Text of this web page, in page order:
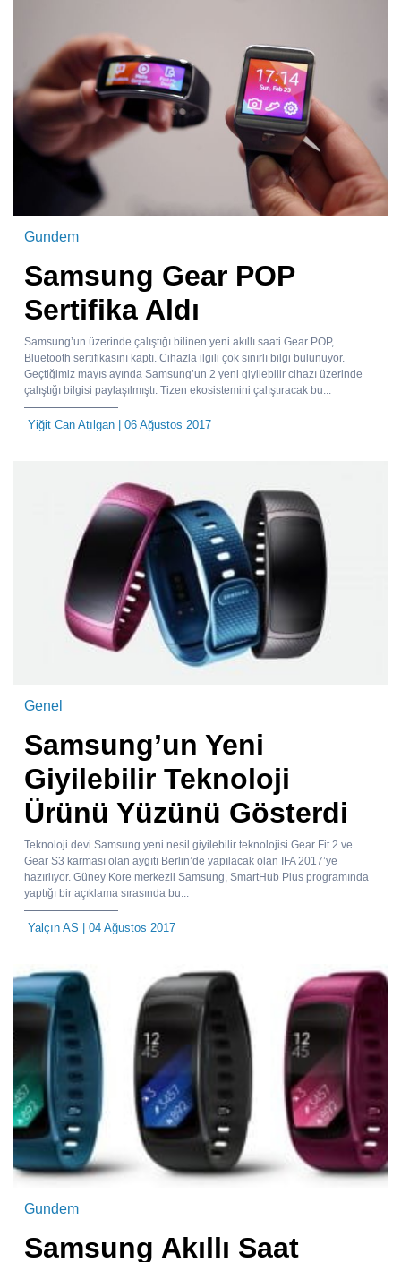
Gundem
Samsung Gear POP
Sertifika Aldı
Samsung’un üzerinde çalıştığı bilinen yeni akıllı saati Gear POP,
Bluetooth sertifikasını kaptı. Cihazla ilgili çok sınırlı bilgi bulunuyor.
Geçtiğimiz mayıs ayında Samsung’un 2 yeni giyilebilir cihazı üzerinde
çalıştığı bilgisi paylaşılmıştı. Tizen ekosistemini çalıştıracak bu...
Yiğit Can Atılgan | 06 Ağustos 2017
Genel
Samsung’un Yeni
Giyilebilir Teknoloji
Ürünü Yüzünü Gösterdi
Teknoloji devi Samsung yeni nesil giyilebilir teknolojisi Gear Fit 2 ve
Gear S3 karması olan aygıtı Berlin’de yapılacak olan IFA 2017’ye
hazırlıyor. Güney Kore merkezli Samsung, SmartHub Plus programında
yaptığı bir açıklama sırasında bu...
Yalçın AS | 04 Ağustos 2017
Gundem
Samsung Akıllı Saat